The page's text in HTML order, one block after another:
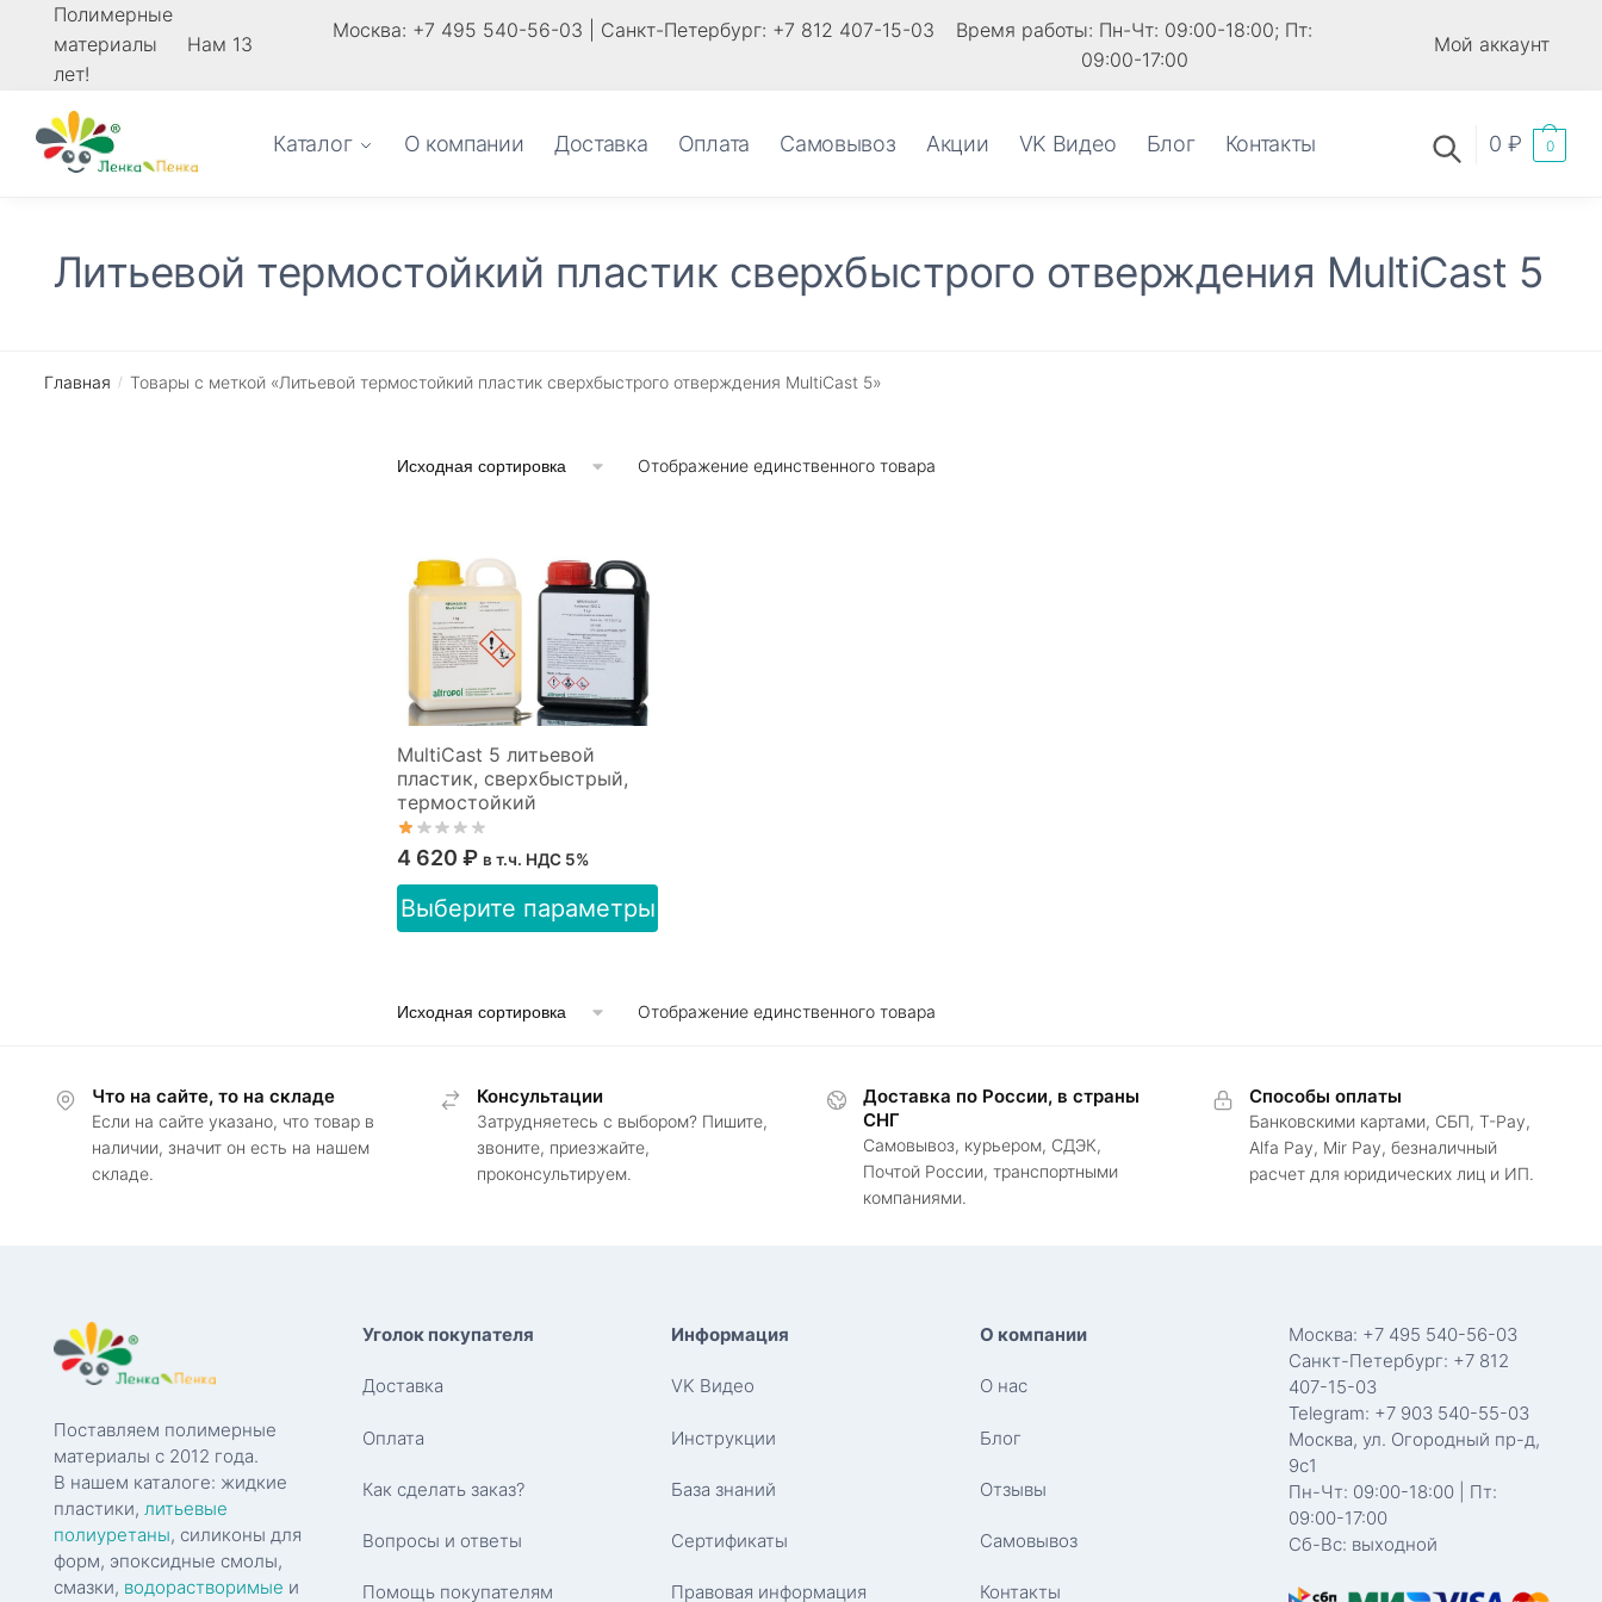
navigation
content
Полимерные
материалы Нам 13
лет!
Москва: +7 495 540-56-03 | Санкт-Петербург: +7 812 407-15-03
Время работы: Пн-Чт: 09:00-18:00; Пт:
09:00-17:00
Мой аккаунт
Каталог О компании Доставка Оплата Самовывоз Акции VK Видео Блог Контакты 0 ₽ 0
Литьевой термостойкий пластик сверхбыстрого отверждения MultiCast 5
Главная / Товары с меткой «Литьевой термостойкий пластик сверхбыстрого отверждения MultiCast 5»
Отображение единственного товара
MultiCast 5 литьевой
пластик, сверхбыстрый,
термостойкий
4 620₽ в т.ч. НДС 5%
Выберите параметры
Этот
товар
несколько
можно
Отображение единственного товара
Что на сайте, то на складе
Если на сайте указано, что товар в
наличии, значит он есть на нашем
складе.
Консультации
Затрудняетесь с выбором? Пишите,
звоните, приезжайте,
проконсультируем.
Доставка по России, в страны
СНГ
Самовывоз, курьером, СДЭК,
Почтой России, транспортными
компаниями.
Способы оплаты
Банковскими картами, СБП, T-Pay,
Alfa Pay, Mir Pay, безналичный
расчет для юридических лиц и ИП.
Поставляем полимерные
материалы с 2012 года.
В нашем каталоге: жидкие
пластики, литьевые
полиуретаны, силиконы для
форм, эпоксидные смолы,
смазки, водорастворимые и
Уголок покупателя
Доставка
Оплата
Как сделать заказ?
Вопросы и ответы
Помощь покупателям
Информация
VK Видео
Инструкции
База знаний
Сертификаты
Правовая информация
О компании
О нас
Блог
Отзывы
Самовывоз
Контакты
Москва: +7 495 540-56-03
Санкт-Петербург: +7 812
407-15-03
Telegram: +7 903 540-55-03
Москва, ул. Огородный пр-д,
9с1
Пн-Чт: 09:00-18:00 | Пт:
09:00-17:00
Сб-Вс: выходной